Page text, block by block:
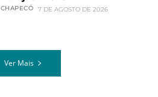
CHAPECÓ 7 DE AGOSTO DE 2026
Ver Mais